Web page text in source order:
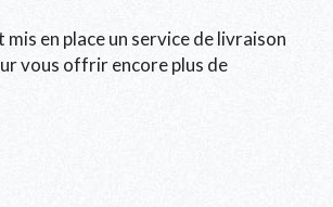
mis en place un service de livraison
vous offrir encore plus de